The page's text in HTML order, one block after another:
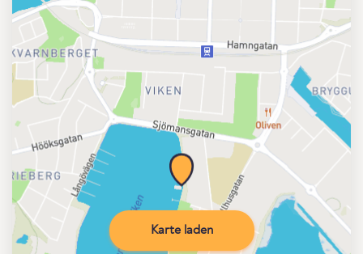
Karte laden